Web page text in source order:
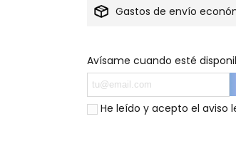
Gastos de envío
Avísame cuando esté
He leído y acepto el aviso